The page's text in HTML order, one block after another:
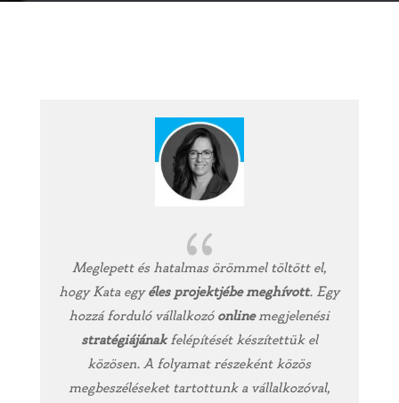
{
Meglepett és hatalmas örömmel töltött el,
hogy Kata egyéles projektjébe meghívott. Egy
hozzá forduló vállalkozó onlinemegjelenési
stratégiájánakfelépítését készítettük el
közösen. A folyamat részeként közös
megbeszéléseket tartottunk a vállalkozóval,